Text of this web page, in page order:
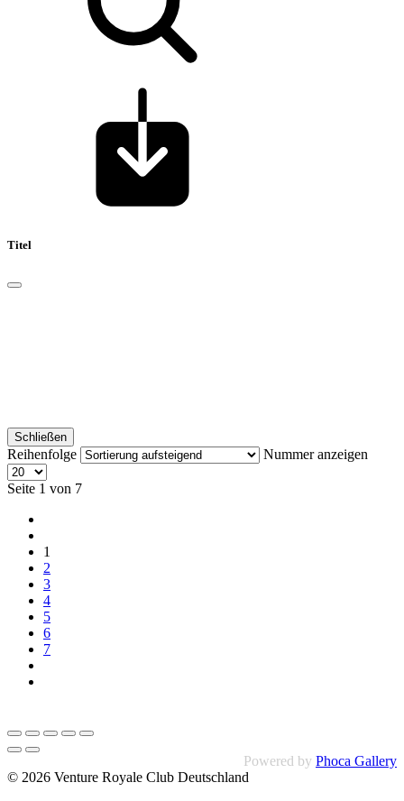
Titel
Schließen
Reihenfolge Nummer anzeigen
Seite 1 von 7
1
2
3
4
5
6
7
Powered by Phoca Gallery
© 2026 Venture Royale Club Deutschland